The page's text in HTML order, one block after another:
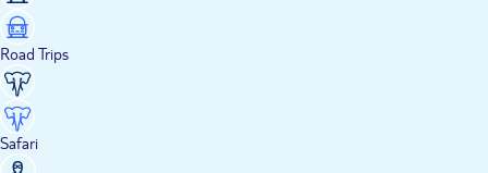
Road Trips
Safari